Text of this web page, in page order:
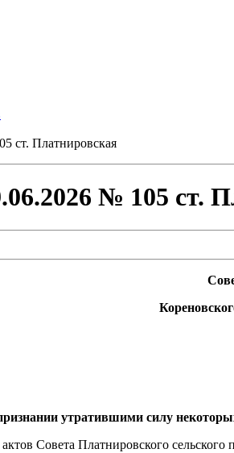
ст. Платнировская
№ 105 ст.
утратившими силу
Совета Платнировского сельского